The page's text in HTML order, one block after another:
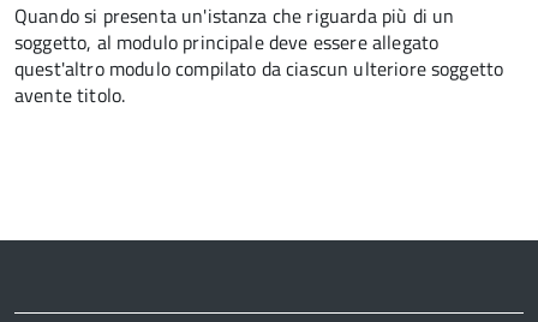
Quando si presenta un'istanza che riguarda più di un
soggetto, al modulo principale deve essere allegato
quest'altro modulo compilato da ciascun ulteriore soggetto
avente titolo.